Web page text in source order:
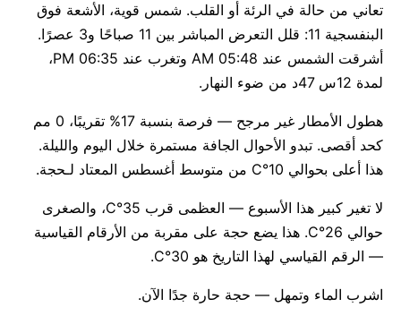
تعاني من حالة في الرئة أو القلب. شمس قوية، الأشعة فوق
البنفسجية 11: قلل التعرض المباشر بين 11 صباحًا و3 عصرًا.
أشرقت الشمس عند 05:48 AM وتغرب عند 06:35 PM،
لمدة 12س 47د من ضوء النهار.
هطول الأمطار غير مرجح — فرصة بنسبة 17% تقريبًا، 0 مم
كحد أقصى. تبدو الأحوال الجافة مستمرة خلال اليوم والليلة.
هذا أعلى بحوالي 10°C من متوسط أغسطس المعتاد لـحجة.
لا تغير كبير هذا الأسبوع — العظمى قرب 35°C، والصغرى
حوالي 26°C. هذا يضع حجة على مقربة من الأرقام القياسية
— الرقم القياسي لهذا التاريخ هو 30°C.
اشرب الماء وتمهل — حجة حارة جدًا الآن.